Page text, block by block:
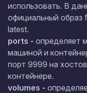
использовать. В
официальный образ
latest.
ports - определяет
машиной и
порт 9999 на
контейнере.
volumes -